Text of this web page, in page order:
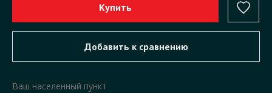
Ваш населенный пункт